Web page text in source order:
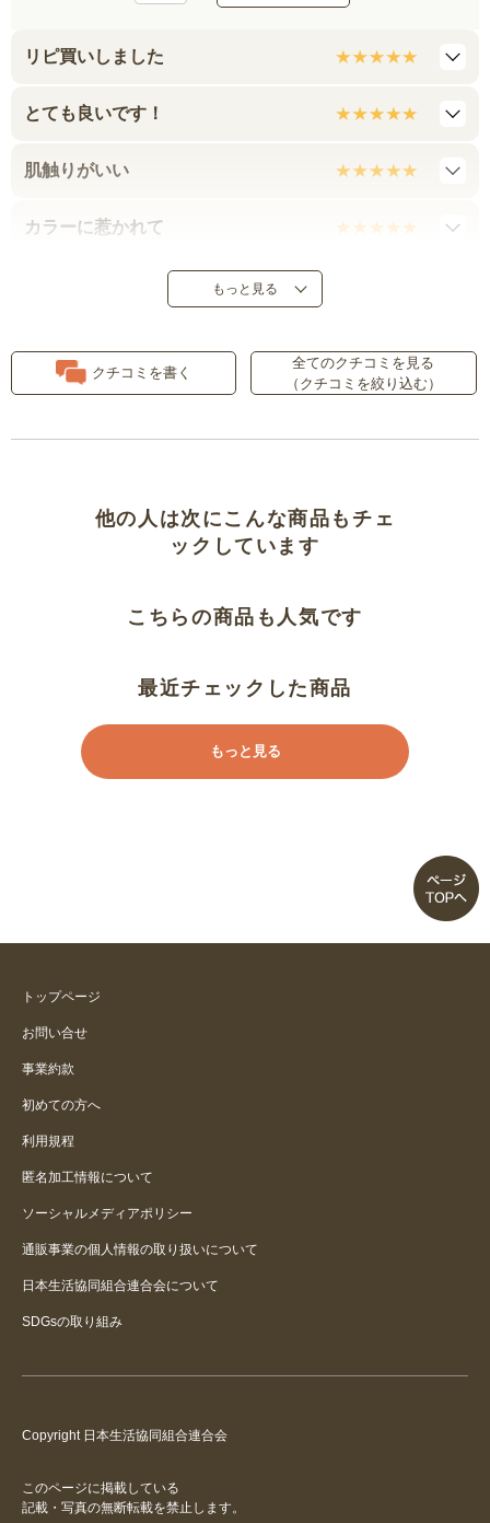
リピ買いしました
とても良いです！
肌触りがいい
カラーに惹かれて
肌触りがよい
使い心地が良かった
リピート買い足し
孫に購入
とても良いお勧めします
寝苦しい夜もこれならＯＫ
もっと見る
クチコミを書く
全てのクチコミを見る
（クチコミを絞り込む）
他の人は次にこんな商品もチェ
ックしています
こちらの商品も人気です
最近チェックした商品
もっと見る
トップページ
お問い合せ
事業約款
初めての方へ
利用規程
匿名加工情報について
ソーシャルメディアポリシー
通販事業の個人情報の取り扱いについて
日本生活協同組合連合会について
SDGsの取り組み
Copyright 日本生活協同組合連合会
このページに掲載している
記載・写真の無断転載を禁止します。